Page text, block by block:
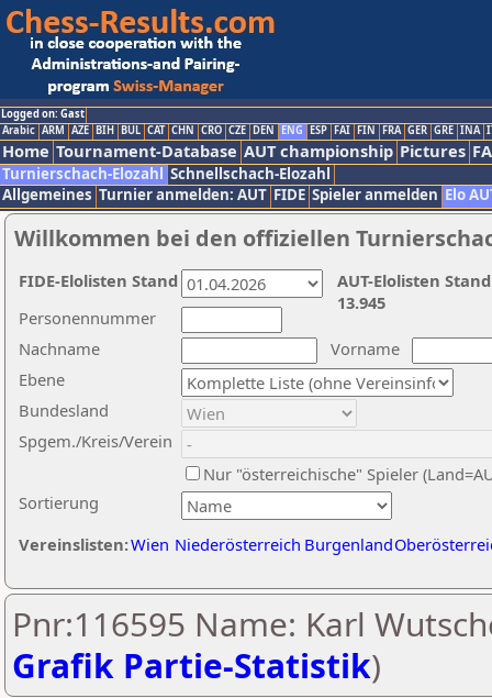
Logged on: Gast
Arabic ARM AZE BIH BUL CAT CHN CRO CZE DEN ENG ESP FAI FIN FRA GER GRE INA
Home Tournament-Database AUT championship Pictures
Turnierschach-Elozahl Schnellschach-Elozahl
Allgemeines Turnier anmelden: AUT FIDE Spieler anmelden Elo
Willkommen bei den offiziellen
Nachname
Vorname
Ebene
Sortierung
Personennummer
Bundesland
Spgem./Kreis/Verein
Nur "österreichische" Spieler
Vereinslisten:Wien Niederösterreich Burgenland
AUT-Elolisten
13.945
FIDE-Elolisten Stand
Pnr:116595 Name: Karl
Grafik Partie-Statistik)